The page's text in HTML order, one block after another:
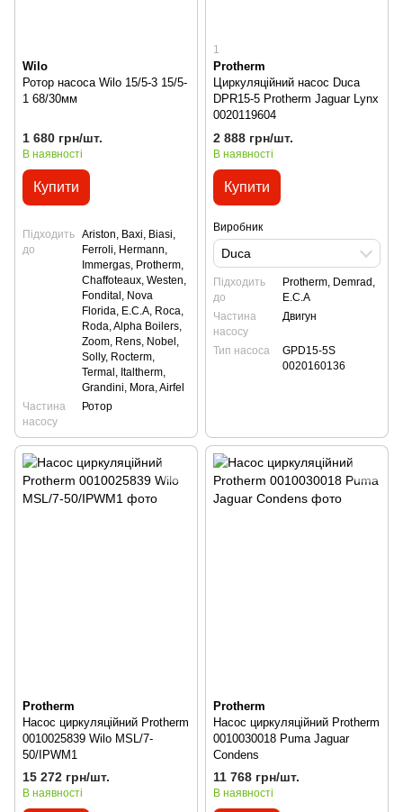
Wilo
Ротор насоса Wilo 15/5-3 15/5-
1 68/30мм
1 680 грн/шт.
В наявності
Купити
Підходить
до
Ariston, Baxi, Biasi,
Ferroli, Hermann,
Immergas, Protherm,
Сhaffoteaux, Westen,
Fondital, Nova
Florida, E.C.A, Roca,
Roda, Alpha Boilers,
Zoom, Rens, Nobel,
Solly, Rocterm,
Termal, Italtherm,
Grandini, Mora, Airfel
Частина
насосу
Ротор
1
Protherm
Циркуляційний насос Duca
DPR15-5 Protherm Jaguar Lynx
0020119604
2 888 грн/шт.
В наявності
Купити
Виробник
Duca
Підходить
до
Protherm, Demrad,
E.C.A
Частина
насосу
Двигун
Тип насоса
GPD15-5S
0020160136
Protherm
Насос циркуляційний Protherm
0010025839 Wilo MSL/7-
50/IPWM1
15 272 грн/шт.
В наявності
Protherm
Насос циркуляційний Protherm
0010030018 Puma Jaguar
Condens
11 768 грн/шт.
В наявності